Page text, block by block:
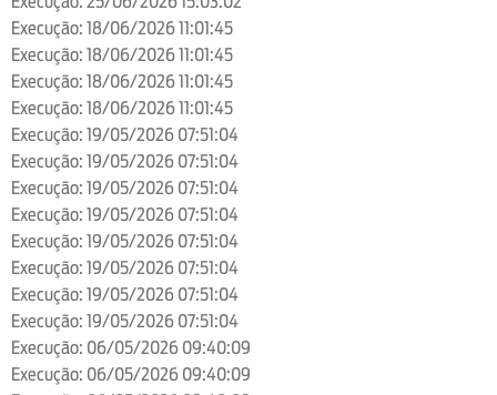
Execução: 18/06/2026 11:01:45
Execução: 18/06/2026 11:01:45
Execução: 18/06/2026 11:01:45
Execução: 18/06/2026 11:01:45
Execução: 19/05/2026 07:51:04
Execução: 19/05/2026 07:51:04
Execução: 19/05/2026 07:51:04
Execução: 19/05/2026 07:51:04
Execução: 19/05/2026 07:51:04
Execução: 19/05/2026 07:51:04
Execução: 19/05/2026 07:51:04
Execução: 19/05/2026 07:51:04
Execução: 06/05/2026 09:40:09
Execução: 06/05/2026 09:40:09